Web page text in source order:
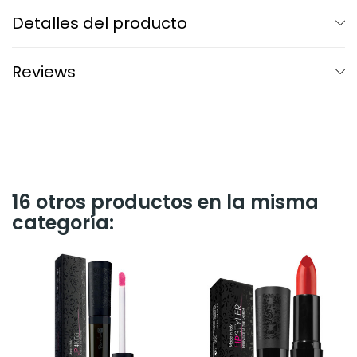
Detalles del producto
Reviews
16 otros productos en la misma
categoría: